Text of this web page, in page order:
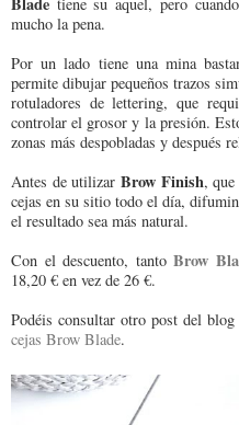
mucho la pena.
Por un lado tiene una mina
permite dibujar pequeños trazos
rotuladores de lettering, que
controlar el grosor y la presión.
zonas más despobladas y después
Antes de utilizar Brow Finish, que
cejas en su sitio todo el día,
el resultado sea más natural.
Con el descuento, tantoBrow
18,20 € en vez de 26 €.
Podéis consultar otro post del
cejas Brow Blade.